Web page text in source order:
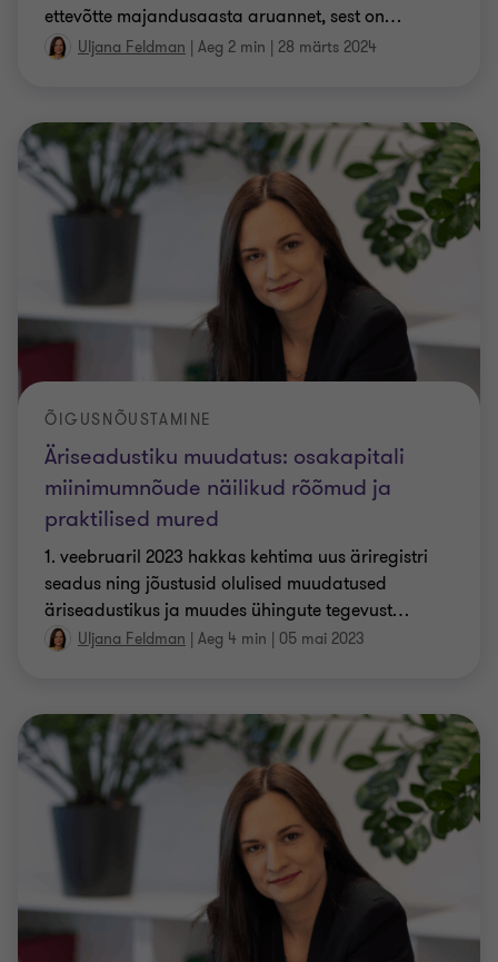
ettevõtte majandusaasta aruannet, sest on…
Uljana Feldman | Aeg 2 min | 28 märts 2024
Äriseadustiku muudatus: osakapitali
miinimumnõude näilikud rõõmud ja
praktilised mured
ÕIGUSNÕUSTAMINE
1. veebruaril 2023 hakkas kehtima uus äriregistri
seadus ning jõustusid olulised muudatused
äriseadustikus ja muudes ühingute tegevust…
Uljana Feldman | Aeg 4 min | 05 mai 2023